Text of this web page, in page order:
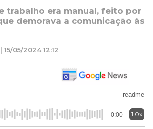
trabalho era manual, feito por
demorava a comunicação às
05/2024 12:12
readme
0:00 1.0x